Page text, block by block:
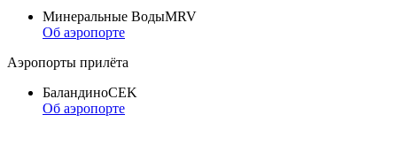
Минеральные ВодыMRV
Об аэропорте
Аэропорты прилёта
БаландиноCEK
Об аэропорте